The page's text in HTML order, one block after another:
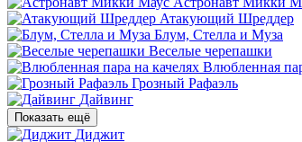
Атакующий Шреддер
Блум, Стелла и Муза
Веселые черепашки
Влюбленная
Грозный Рафаэль
Дайвинг
Показать ещё
Диджит